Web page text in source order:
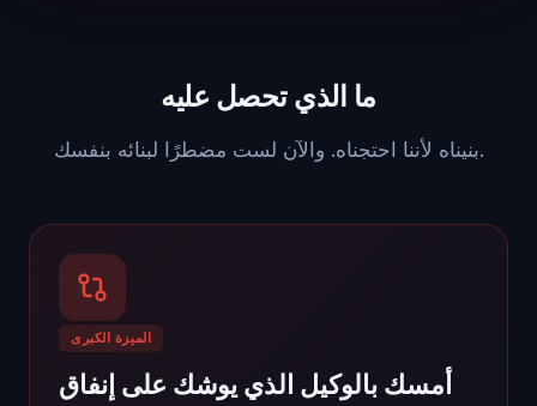
ما الذي تحصل عليه
بنيناه لأننا احتجناه. والآن لست مضطرًا لبنائه بنفسك.
الميزة الكبرى
أمسك بالوكيل الذي يوشك على إنفاق